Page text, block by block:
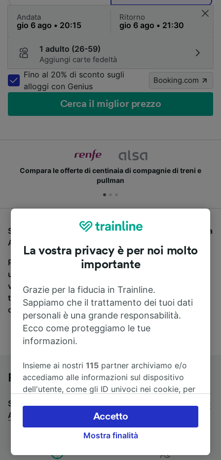
Andata Ritorno
1 adulto (26-59)
Aggiungi carte fedeltà
Fino al 20% di sconto sugli
alloggi con Genius
Booking.com
Cerca il miglior prezzo
Compara le offerte di centinaia di compagnie di treni e
pullman
Se stai cercando un pullman per viaggiare da Gerona a
Agen, sei nel posto giusto.
Per trovare i biglietti dei pullman, è sufficiente avviare
una ricerca in alto, e compareremo i tempi e i costi del
viaggio in treno e in pullman. Con Trainline puoi
trovare i biglietti per viaggiare con oltre 170
compagnie ferroviarie e dei pullman.
Pullman da Gerona a Agen
Stai cercando un viaggio di ritorno? Vai su
Agen a Gerona
La vostra privacy è per noi molto
importante
Grazie per la fiducia in Trainline.
Sappiamo che il trattamento dei tuoi dati
personali è una grande responsabilità.
Ecco come proteggiamo le tue
informazioni.
Insieme ai nostri115 partner archiviamo e/o
accediamo alle informazioni sul dispositivo
dell'utente, come gli ID univoci nei cookie, per
accettare o gestire le proprie scelte facendo
clic di seguito, tra cui il proprio diritto di
opporsi sulla base di un interesse legittimo o
Mostra finalità
Accetto